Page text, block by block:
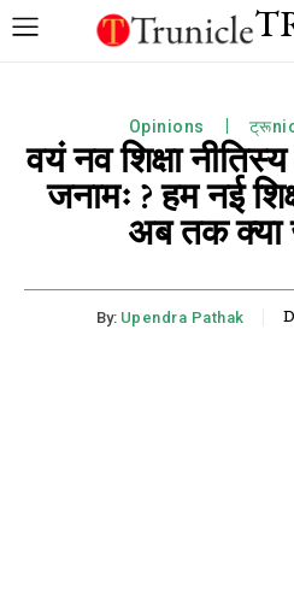
Opinions
वयं नव शिक्षा
जनामः ? हम नई
अब तक क्या
By: Upendra Pathak